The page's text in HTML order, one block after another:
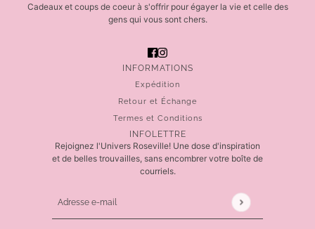
Cadeaux et coups de coeur à s'offrir pour égayer la vie et celle des
gens qui vous sont chers.
INFORMATIONS
Expédition
Retour et Échange
Termes et Conditions
INFOLETTRE
Rejoignez l'Univers Roseville! Une dose d'inspiration
et de belles trouvailles, sans encombrer votre boîte de
courriels.
Adresse e-mail
Ce site est protégé par hCaptcha, et la